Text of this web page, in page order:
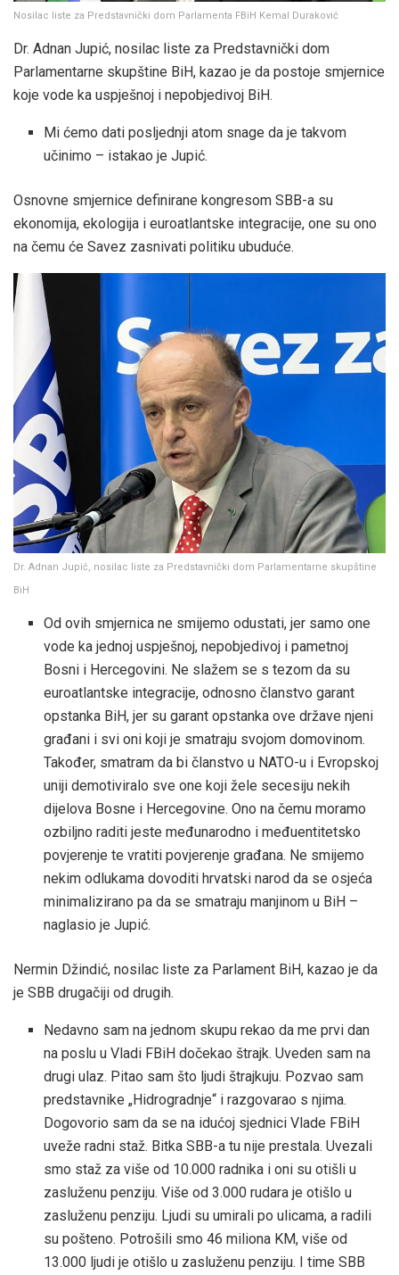
Nosilac liste za Predstavnički dom Parlamenta FBiH Kemal Duraković
Dr. Adnan Jupić, nosilac liste za Predstavnički dom
Parlamentarne skupštine BiH, kazao je da postoje smjernice
koje vode ka uspješnoj i nepobjedivoj BiH.
Mi ćemo dati posljednji atom snage da je takvom
učinimo – istakao je Jupić.
Osnovne smjernice definirane kongresom SBB-a su
ekonomija, ekologija i euroatlantske integracije, one su ono
na čemu će Savez zasnivati politiku ubuduće.
Dr. Adnan Jupić, nosilac liste za Predstavnički dom Parlamentarne skupštine
BiH
Od ovih smjernica ne smijemo odustati, jer samo one
vode ka jednoj uspješnoj, nepobjedivoj i pametnoj
Bosni i Hercegovini. Ne slažem se s tezom da su
euroatlantske integracije, odnosno članstvo garant
opstanka BiH, jer su garant opstanka ove države njeni
građani i svi oni koji je smatraju svojom domovinom.
Također, smatram da bi članstvo u NATO-u i Evropskoj
uniji demotiviralo sve one koji žele secesiju nekih
dijelova Bosne i Hercegovine. Ono na čemu moramo
ozbiljno raditi jeste međunarodno i međuentitetsko
povjerenje te vratiti povjerenje građana. Ne smijemo
nekim odlukama dovoditi hrvatski narod da se osjeća
minimalizirano pa da se smatraju manjinom u BiH –
naglasio je Jupić.
Nermin Džindić, nosilac liste za Parlament BiH, kazao je da
je SBB drugačiji od drugih.
Nedavno sam na jednom skupu rekao da me prvi dan
na poslu u Vladi FBiH dočekao štrajk. Uveden sam na
drugi ulaz. Pitao sam što ljudi štrajkuju. Pozvao sam
predstavnike „Hidrogradnje“ i razgovarao s njima.
Dogovorio sam da se na idućoj sjednici Vlade FBiH
uveže radni staž. Bitka SBB-a tu nije prestala. Uvezali
smo staž za više od 10.000 radnika i oni su otišli u
zasluženu penziju. Više od 3.000 rudara je otišlo u
zasluženu penziju. Ljudi su umirali po ulicama, a radili
su pošteno. Potrošili smo 46 miliona KM, više od
13.000 ljudi je otišlo u zasluženu penziju. I time SBB